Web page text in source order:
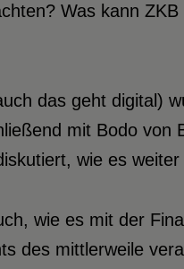
Was kann
das geht digital)
mit Bodo von
wie es
wie es mit der
des mittlerweile